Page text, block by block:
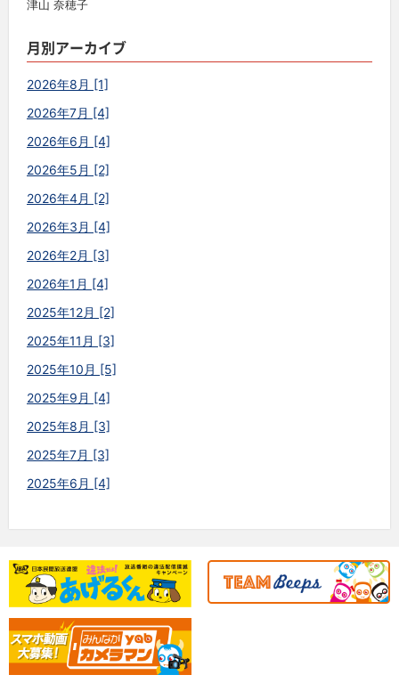
津山 奈穂子
月別アーカイブ
2026年8月 [1]
2026年7月 [4]
2026年6月 [4]
2026年5月 [2]
2026年4月 [2]
2026年3月 [4]
2026年2月 [3]
2026年1月 [4]
2025年12月 [2]
2025年11月 [3]
2025年10月 [5]
2025年9月 [4]
2025年8月 [3]
2025年7月 [3]
2025年6月 [4]